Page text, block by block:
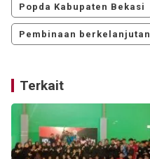
Popda Kabupaten Bekasi
Pembinaan berkelanjutan
Terkait